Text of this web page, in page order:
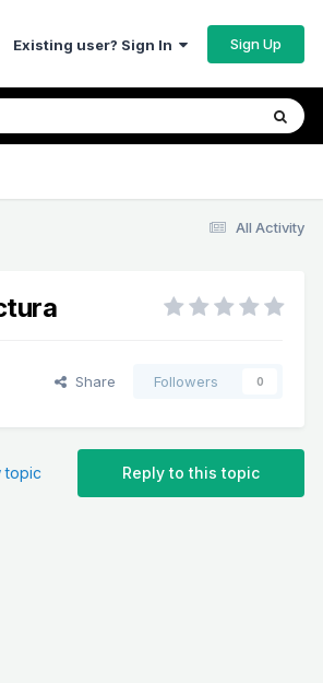
Existing user? Sign In Sign Up
All Activity
Share Followers 0
Reply to this topic
topic